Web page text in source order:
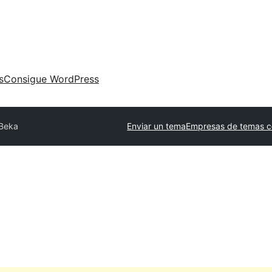
Consigue WordPress
Enviar un temaEmpresas de temas